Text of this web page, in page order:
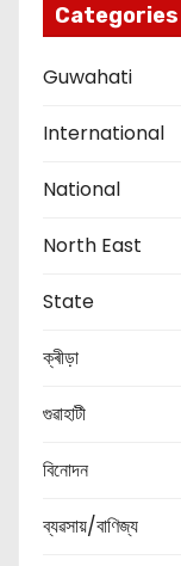
Categories
Guwahati
International
National
North East
State
ক্ৰীড়া
গুৱাহাটী
বিনোদন
ব্যৱসায়/বাণিজ্য